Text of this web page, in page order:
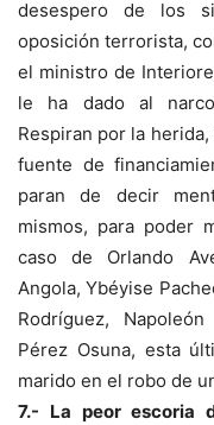
desespero de los
oposición terrorista,
el ministro de
le ha dado al
Respiran por la
fuente de
paran de decir
mismos, para poder
caso de Orlando
Angola, Ybéyise
Rodríguez,
Pérez Osuna, esta
marido en el robo de
7.- La peor escoria